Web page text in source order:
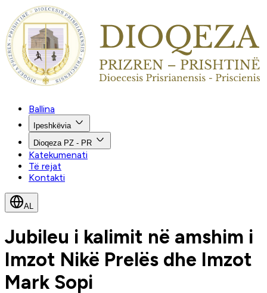
Ballina
Ipeshkëvia
Dioqeza PZ - PR
Katekumenati
Të rejat
Kontakti
AL
Jubileu i kalimit në amshim i
Imzot Nikë Prelës dhe Imzot
Mark Sopi